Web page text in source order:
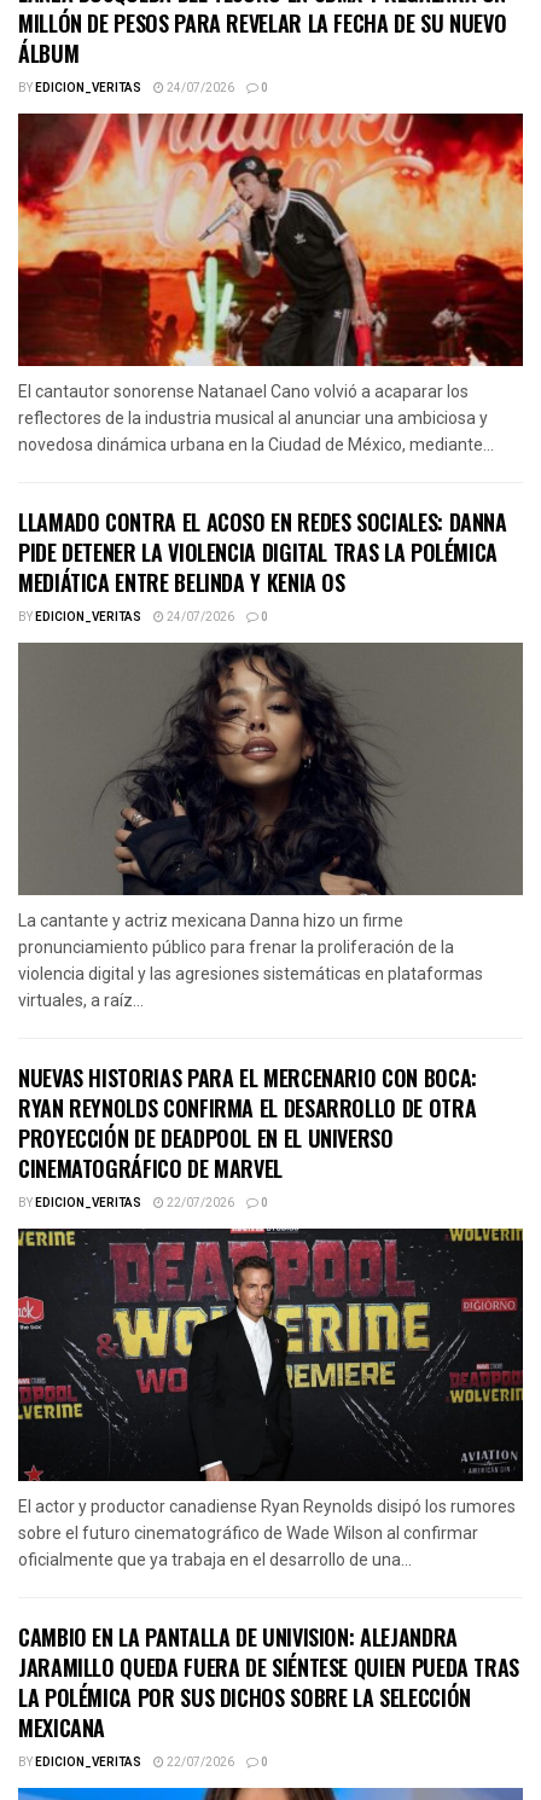
MILLÓN DE PESOS PARA REVELAR LA FECHA DE SU NUEVO
ÁLBUM
BYEDICION_VERITAS 24/07/2026 0
El cantautor sonorense Natanael Cano volvió a acaparar los
reflectores de la industria musical al anunciar una ambiciosa y
novedosa dinámica urbana en la Ciudad de México, mediante...
LLAMADO CONTRA EL ACOSO EN REDES SOCIALES: DANNA
PIDE DETENER LA VIOLENCIA DIGITAL TRAS LA POLÉMICA
MEDIÁTICA ENTRE BELINDA Y KENIA OS
BYEDICION_VERITAS 24/07/2026 0
La cantante y actriz mexicana Danna hizo un firme
pronunciamiento público para frenar la proliferación de la
violencia digital y las agresiones sistemáticas en plataformas
virtuales, a raíz...
NUEVAS HISTORIAS PARA EL MERCENARIO CON BOCA:
RYAN REYNOLDS CONFIRMA EL DESARROLLO DE OTRA
PROYECCIÓN DE DEADPOOL EN EL UNIVERSO
CINEMATOGRÁFICO DE MARVEL
BYEDICION_VERITAS 22/07/2026 0
El actor y productor canadiense Ryan Reynolds disipó los rumores
sobre el futuro cinematográfico de Wade Wilson al confirmar
oficialmente que ya trabaja en el desarrollo de una...
CAMBIO EN LA PANTALLA DE UNIVISION: ALEJANDRA
JARAMILLO QUEDA FUERA DE SIÉNTESE QUIEN PUEDA TRAS
LA POLÉMICA POR SUS DICHOS SOBRE LA SELECCIÓN
MEXICANA
BYEDICION_VERITAS 22/07/2026 0